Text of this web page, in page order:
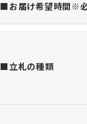
■お届け希望時間※
■立札の種類